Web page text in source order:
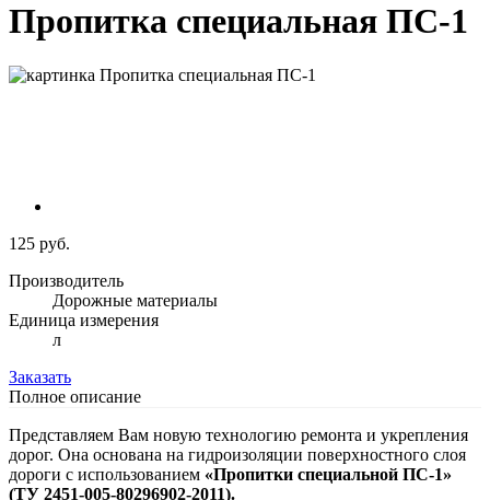
Пропитка специальная ПС-1
125 руб.
Производитель
Дорожные материалы
Единица измерения
л
Заказать
Полное описание
Представляем Вам новую технологию ремонта и укрепления
дорог. Она основана на гидроизоляции поверхностного слоя
дороги с использованием «Пропитки специальной ПС-1»
(ТУ 2451-005-80296902-2011).